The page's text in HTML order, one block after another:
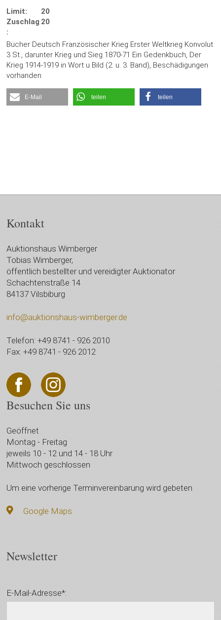
Limit:
20
Zuschlag
:
20
Bücher Deutsch Französischer Krieg Erster Weltkrieg Konvolut
3 St., darunter Krieg und Sieg 1870-71 Ein Gedenkbuch, Der
Krieg 1914-1919 in Wort u Bild (2. u. 3. Band), Beschädigungen
vorhanden
E-Mail teilen teilen
Kontakt
Auktionshaus Wimberger
Tobias Wimberger,
öffentlich bestellter und vereidigter Auktionator
Schachtenstraße 14
84137 Vilsbiburg
info@auktionshaus-wimberger.de
Telefon: +49 8741 - 926 2010
Fax: +49 8741 - 926 2012
Besuchen Sie uns
Geöffnet
Montag - Freitag
jeweils 10 - 12 und 14 - 18 Uhr
Mittwoch geschlossen
Um eine vorherige Terminvereinbarung wird gebeten
Google Maps
Newsletter
E-Mail-Adresse*: